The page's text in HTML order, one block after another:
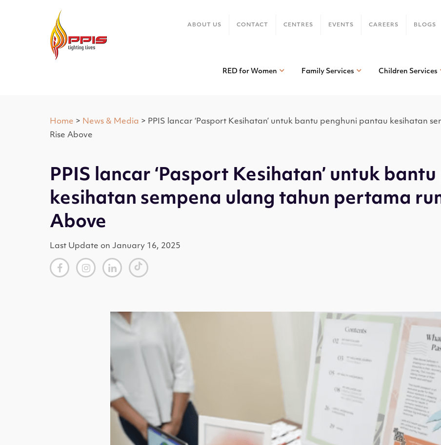
ABOUT US CONTACT CENTRES EVENTS CAREERS BLOGS
RED for Women Family Services Children Services
Home > News & Media > PPIS lancar ‘Pasport Kesihatan’ untuk bantu penghuni pantau kesihatan
Rise Above
PPIS lancar ‘Pasport Kesihatan’ untuk
kesihatan sempena ulang tahun pertama
Above
Last Update on January 16, 2025